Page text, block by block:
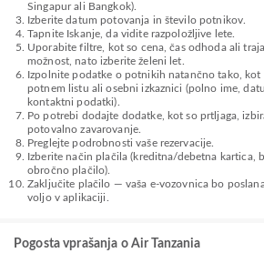
Singapur ali Bangkok).
Izberite datum potovanja in število potnikov.
Tapnite Iskanje, da vidite razpoložljive lete.
Uporabite filtre, kot so cena, čas odhoda ali
možnost, nato izberite želeni let.
Izpolnite podatke o potnikih natančno tako, kot
potnem listu ali osebni izkaznici (polno ime,
kontaktni podatki).
Po potrebi dodajte dodatke, kot so prtljaga,
potovalno zavarovanje.
Preglejte podrobnosti vaše rezervacije.
Izberite način plačila (kreditna/debetna kartica,
obročno plačilo).
Zaključite plačilo — vaša e-vozovnica bo
voljo v aplikaciji.
Pogosta vprašanja o Air Tanzania